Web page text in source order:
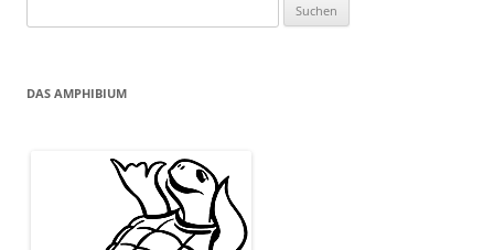
nach:
DAS AMPHIBIUM